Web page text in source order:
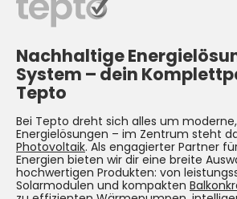
Nachhaltige
System – dein
Tepto
Bei Tepto dreht sich alles um
Energielösungen – im Zentrum steht
Photovoltaik. Als engagierter Partner
Energien bieten wir dir eine breite
hochwertigen Produkten: von
Solarmodulen und kompakten